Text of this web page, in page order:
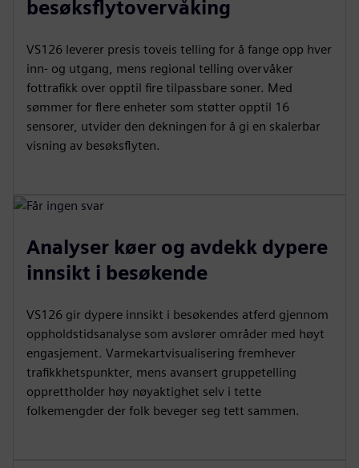
besøksflytovervåking
VS126 leverer presis toveis telling for å fange opp hver
inn- og utgang, mens regional telling overvåker
fottrafikk over opptil fire tilpassbare soner. Med
sømmer for flere enheter som støtter opptil 16
sensorer, utvider den dekningen for å gi en skalerbar
visning av besøksflyten.
Analyser køer og avdekk dypere
innsikt i besøkende
VS126 gir dypere innsikt i besøkendes atferd gjennom
oppholdstidsanalyse som avslører områder med høyt
engasjement. Varmekartvisualisering fremhever
trafikkhetspunkter, mens avansert gruppetelling
opprettholder høy nøyaktighet selv i tette
folkemengder der folk beveger seg tett sammen.